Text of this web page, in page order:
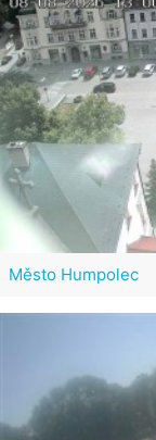
Město Humpolec